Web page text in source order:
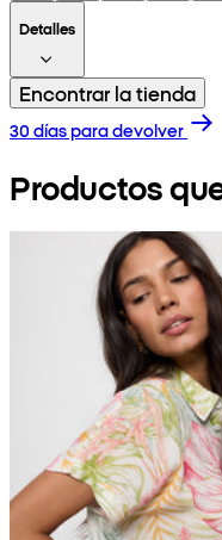
Detalles
Encontrar la tienda
30 días para devolver
Productos